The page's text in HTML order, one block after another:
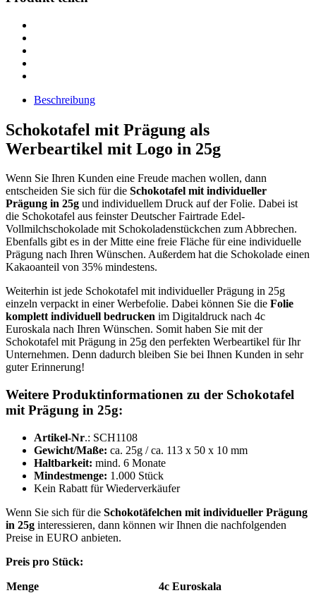
Beschreibung
Schokotafel mit Prägung als
Werbeartikel mit Logo in 25g
Wenn Sie Ihren Kunden eine Freude machen wollen, dann
entscheiden Sie sich für die Schokotafel mit individueller
Prägung in 25g und individuellem Druck auf der Folie. Dabei ist
die Schokotafel aus feinster Deutscher Fairtrade Edel-
Vollmilchschokolade mit Schokoladenstückchen zum Abbrechen.
Ebenfalls gibt es in der Mitte eine freie Fläche für eine individuelle
Prägung nach Ihren Wünschen. Außerdem hat die Schokolade einen
Kakaoanteil von 35% mindestens.
Weiterhin ist jede Schokotafel mit individueller Prägung in 25g
einzeln verpackt in einer Werbefolie. Dabei können Sie die Folie
komplett individuell bedrucken im Digitaldruck nach 4c
Euroskala nach Ihren Wünschen. Somit haben Sie mit der
Schokotafel mit Prägung in 25g den perfekten Werbeartikel für Ihr
Unternehmen. Denn dadurch bleiben Sie bei Ihnen Kunden in sehr
guter Erinnerung!
Weitere Produktinformationen zu der Schokotafel
mit Prägung in 25g:
Artikel-Nr.: SCH1108
Gewicht/Maße: ca. 25g / ca. 113 x 50 x 10 mm
Haltbarkeit: mind. 6 Monate
Mindestmenge: 1.000 Stück
Kein Rabatt für Wiederverkäufer
Wenn Sie sich für die Schokotäfelchen mit individueller Prägung
in 25g interessieren, dann können wir Ihnen die nachfolgenden
Preise in EURO anbieten.
Preis pro Stück:
Menge
4c Euroskala